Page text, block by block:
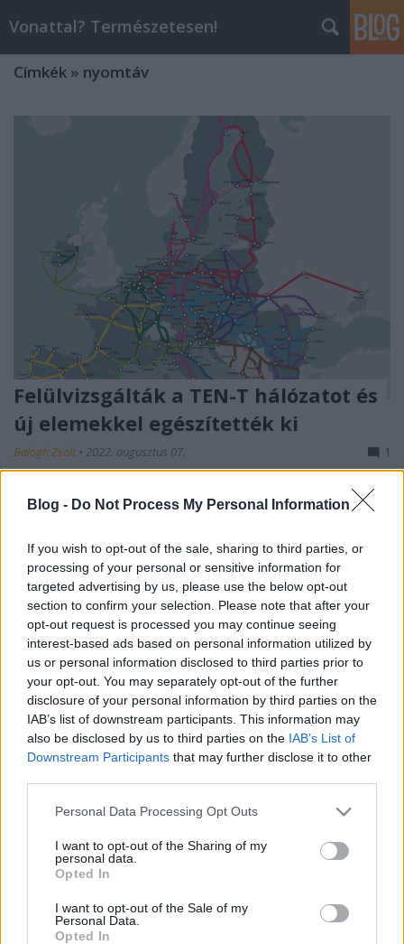
Blog - Do Not Process My Personal Information
If you wish to opt-out of the sale, sharing to third parties, or
processing of your personal or sensitive information for
targeted advertising by us, please use the below opt-out
section to confirm your selection. Please note that after your
opt-out request is processed you may continue seeing
interest-based ads based on personal information utilized by
us or personal information disclosed to third parties prior to
your opt-out. You may separately opt-out of the further
disclosure of your personal information by third parties on the
IAB’s list of downstream participants. This information may
also be disclosed by us to third parties on the IAB’s List of
Downstream Participants that may further disclose it to other
Please note that this website/app uses one or more Google
not limited to your visit or usage behaviour. You may click to
grant or deny consent to Google and its third-party tags to
use your data for below specified purposes in below Google
consent section.
Personal Data Processing Opt Outs
I want to opt-out of the Sharing of my
personal data.
Opted In
I want to opt-out of the Sale of my
Personal Data.
Opted In
Vonattal? Természetesen!
Címkék » nyomtáv
Felülvizsgálták a TEN-T hálózatot és
új elemekkel egészítették ki
Balogh Zsolt • 2022. augusztus 07. 1
Az Európai Bizottság a TEN-T rendelet (Trans-
European Transport Network. magyarul
vonatkozó javaslatait az ukrajnai orosz invázió
fényében módosították: az ukrajnai és moldovai
útvonalakat felvették, Oroszországot és
Fehéroroszországot törölték,…
Az Európai Unió az egységes